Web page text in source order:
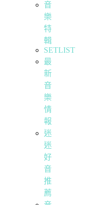
音
樂
特
輯
SETLIST
最
新
音
樂
情
報
迷
迷
好
音
推
薦